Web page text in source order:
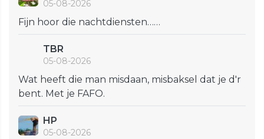
05-08-2026
Fijn hoor die nachtdiensten……
TBR
05-08-2026
Wat heeft die man misdaan, misbaksel dat je d'r
bent. Met je FAFO.
HP
05-08-2026